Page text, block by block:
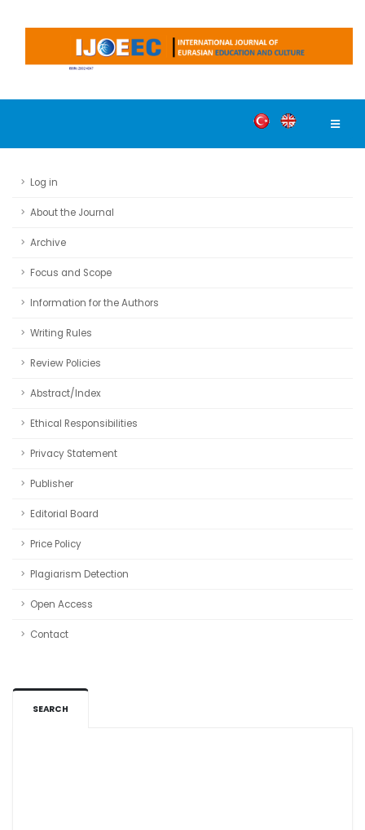
Log in
About the Journal
Archive
Focus and Scope
Information for the Authors
Writing Rules
Review Policies
Abstract/Index
Ethical Responsibilities
Privacy Statement
Publisher
Editorial Board
Price Policy
Plagiarism Detection
Open Access
Contact
SEARCH